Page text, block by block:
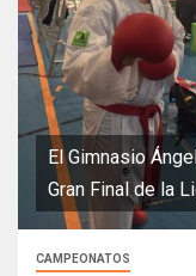
El Gimnasio
Gran Final de la
CAMPEONATOS